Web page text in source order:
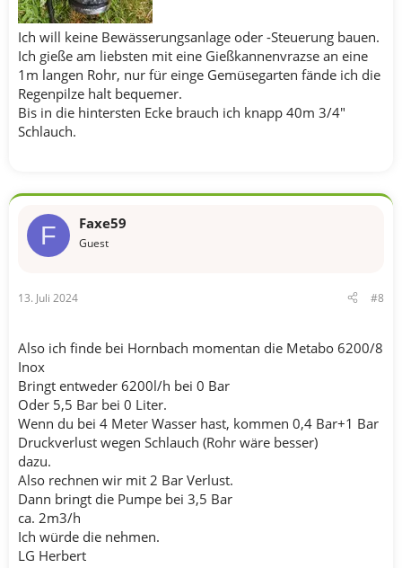
Ich will keine Bewässerungsanlage oder -Steuerung bauen.
Ich gieße am liebsten mit eine Gießkannenvrazse an eine
1m langen Rohr, nur für einge Gemüsegarten fände ich die
Regenpilze halt bequemer.
Bis in die hintersten Ecke brauch ich knapp 40m 3/4"
Schlauch.
F Faxe59
Guest
13. Juli 2024 #8
Also ich finde bei Hornbach momentan die Metabo 6200/8
Inox
Bringt entweder 6200l/h bei 0 Bar
Oder 5,5 Bar bei 0 Liter.
Wenn du bei 4 Meter Wasser hast, kommen 0,4 Bar+1 Bar
Druckverlust wegen Schlauch (Rohr wäre besser)
dazu.
Also rechnen wir mit 2 Bar Verlust.
Dann bringt die Pumpe bei 3,5 Bar
ca. 2m3/h
Ich würde die nehmen.
LG Herbert